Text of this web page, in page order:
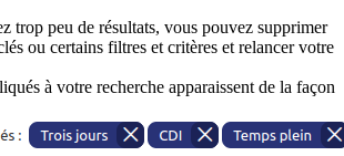
trop peu de résultats, vous pouvez supprimer
ou certains filtres et critères et relancer votre
à votre recherche apparaissent de la façon